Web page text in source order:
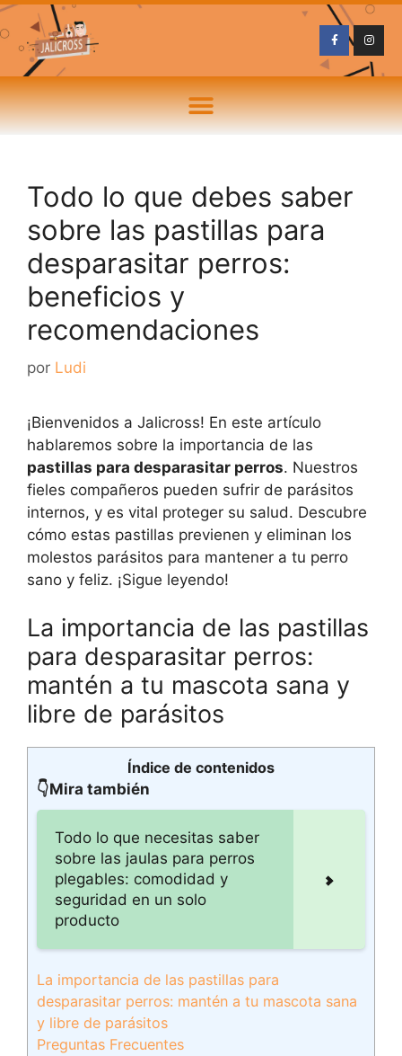
Todo lo que debes saber
sobre las pastillas para
desparasitar perros:
beneficios y
recomendaciones
por Ludi
¡Bienvenidos a Jalicross! En este artículo
hablaremos sobre la importancia de las
pastillas para desparasitar perros. Nuestros
fieles compañeros pueden sufrir de parásitos
internos, y es vital proteger su salud. Descubre
cómo estas pastillas previenen y eliminan los
molestos parásitos para mantener a tu perro
sano y feliz. ¡Sigue leyendo!
La importancia de las pastillas
para desparasitar perros:
mantén a tu mascota sana y
libre de parásitos
Índice de contenidos
👇Mira también
Todo lo que necesitas saber
sobre las jaulas para perros
plegables: comodidad y
seguridad en un solo
producto
La importancia de las pastillas para
desparasitar perros: mantén a tu mascota sana
y libre de parásitos
Preguntas Frecuentes